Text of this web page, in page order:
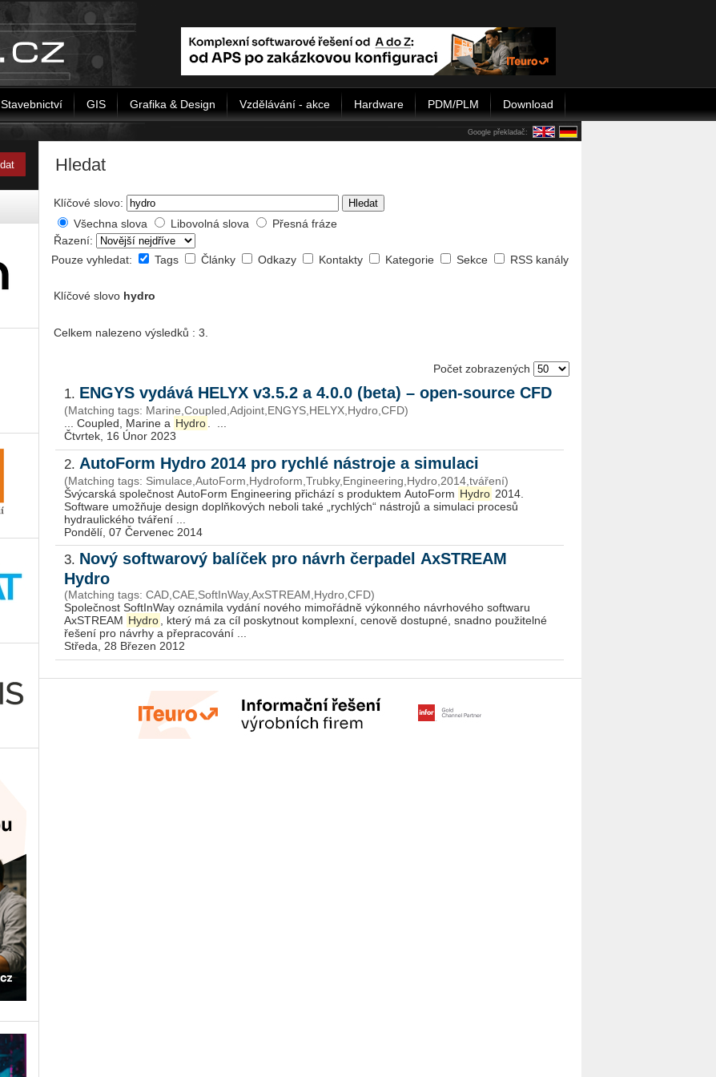
Stavebnictví GIS Grafika & Design Vzdělávání - akce Hardware PDM/PLM Download
Google překladač:
Hledat
Klíčové slovo: Hledat
Všechna slova Libovolná slova
Přesná fráze
Řazení:
Pouze vyhledat:
Tags Články Odkazy Kontakty Kategorie Sekce RSS kanály
Klíčové slovo hydro
Celkem nalezeno výsledků : 3.
Počet zobrazených
1. ENGYS vydává HELYX v3.5.2 a 4.0.0 (beta) – open-source CFD
(Matching tags: Ma­ri­ne,Coupled,Ad­joint,ENGYS,HELYX,Hydro,CFD)
... Coupled, Ma­ri­ne a Hydro
Čtvrtek, 16 Únor 2023
2. AutoForm Hydro 2014 pro rychlé nástroje a simulaci
(Matching tags: Simulace,AutoForm,Hydroform,Trubky,Engineering,Hydro,2014,tváření)
Švýcarská společnost AutoForm Engineering přichází s produktem AutoForm Hydro 2014.
Software umožňuje design doplňkových neboli také „rychlých“ nástrojů a simulaci procesů
hydraulického tváření ...
Pondělí, 07 Červenec 2014
3. Nový softwarový balíček pro návrh čerpadel AxSTREAM
Hydro
(Matching tags: CAD,CAE,SoftInWay,AxSTREAM,Hydro,CFD)
Společnost SoftInWay oznámila vydání nového mimořádně výkonného návrhového softwaru
AxSTREAM Hydro
, který má za cíl poskytnout komplexní, cenově dostupné, snadno použitelné
řešení pro návrhy a přepracování ...
Středa, 28 Březen 2012